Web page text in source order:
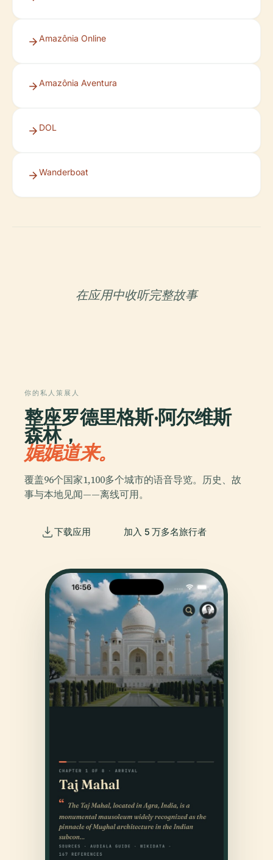
Amazônia Online
Amazônia Aventura
DOL
Wanderboat
在应用中收听完整故事
你的私人策展人
整座罗德里格斯·阿尔维斯
森林，
娓娓道来。
覆盖96个国家1,100多个城市的语音导览。历史、故
事与本地见闻——离线可用。
下载应用 加入 5 万多名旅行者